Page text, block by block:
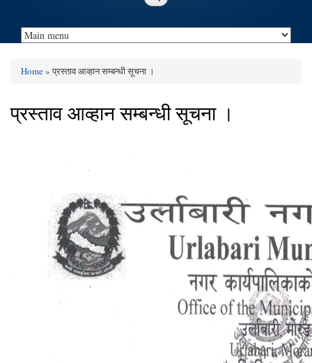
You are here
Home» प्रस्ताव आव्हान सम्बन्धी सूचना ।
प्रस्ताव आव्हान सम्बन्धी सूचना ।